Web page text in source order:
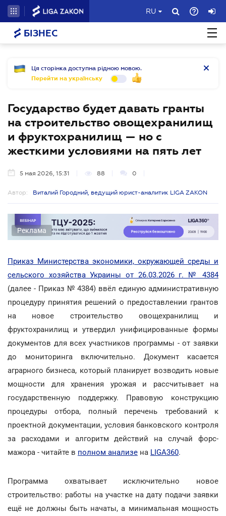
RU
БІЗНЕС
Ця сторінка доступна рідною мовою.
Перейти на українську
Государство будет давать гранты
на строительство овощехранилищ
и фруктохранилищ — но с
жесткими условиями на пять лет
5 мая 2026, 15:31 88 0
Автор: Виталий Городний, ведущий юрист-аналитик LIGA ZAKON
Реклама
Приказ Министерства экономики, окружающей среды и
сельского хозяйства Украины от 26.03.2026 г. № 4384
(далее - Приказ № 4384) ввёл единую административную
процедуру принятия решений о предоставлении грантов
на новое строительство овощехранилищ и
фруктохранилищ и утвердил унифицированные формы
документов для всех участников программы - от заявки
до мониторинга включительно. Документ касается
аграрного бизнеса, который планирует возводить новые
мощности для хранения урожая и рассчитывает на
государственную поддержку. Правовую конструкцию
процедуры отбора, полный перечень требований к
проектной документации, условия банковского контроля
за расходами и алгоритм действий на случай форс-
мажора - читайте в полном анализе на LIGA360.
Программа охватывает исключительно новое
строительство: работы на участке на дату подачи заявки
ещё не должны быть начаты, а минимальная мощность